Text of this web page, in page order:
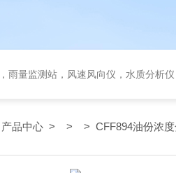
雨量监测站，风速风向仪，水质分析
产品中心 > > > CFF894油份浓度